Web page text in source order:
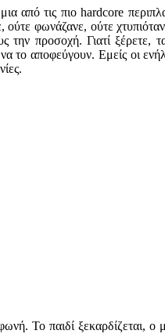
από τις πιο hardcore
φωνάζανε, ούτε
προσοχή. Γιατί ξέρετε,
αποφεύγουν. Εμείς οι
Το παιδί ξεκαρδίζεται, ο